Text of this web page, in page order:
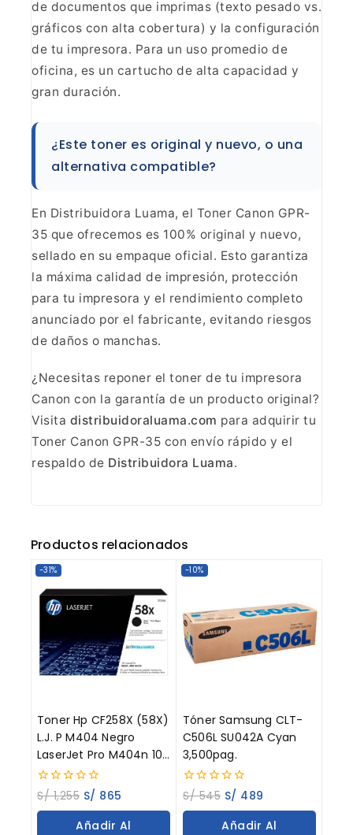
de documentos que imprimas (texto pesado vs.
gráficos con alta cobertura) y la configuración
de tu impresora. Para un uso promedio de
oficina, es un cartucho de alta capacidad y
gran duración.
¿Este toner es original y nuevo, o una
alternativa compatible?
En Distribuidora Luama, el Toner Canon GPR-
35 que ofrecemos es 100% original y nuevo,
sellado en su empaque oficial. Esto garantiza
la máxima calidad de impresión, protección
para tu impresora y el rendimiento completo
anunciado por el fabricante, evitando riesgos
de daños o manchas.
¿Necesitas reponer el toner de tu impresora
Canon con la garantía de un producto original?
Visita distribuidoraluama.com para adquirir tu
Toner Canon GPR-35 con envío rápido y el
respaldo de Distribuidora Luama.
Productos relacionados
-31%
Toner Hp CF258X (58X)
L.J. P M404 Negro
LaserJet Pro M404n 10K
Paginas
0
out
of
S/1,255 S/ 865
Añadir Al
-10%
Tóner Samsung CLT-
C506L SU042A Cyan
3,500pag.
0
out
of
S/545 S/ 489
Añadir Al